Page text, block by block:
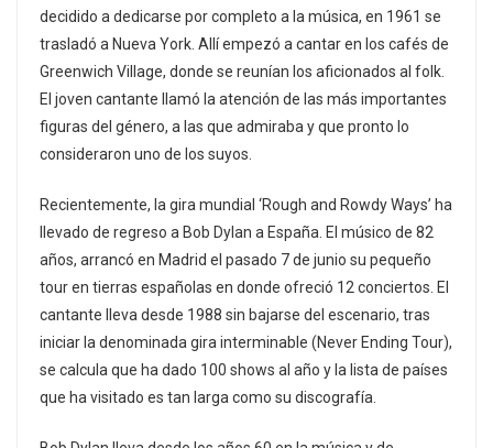
decidido a dedicarse por completo a la música, en 1961 se
trasladó a Nueva York. Allí empezó a cantar en los cafés de
Greenwich Village, donde se reunían los aficionados al folk.
El joven cantante llamó la atención de las más importantes
figuras del género, a las que admiraba y que pronto lo
consideraron uno de los suyos.
Recientemente, la gira mundial ‘Rough and Rowdy Ways’ ha
llevado de regreso a Bob Dylan a España. El músico de 82
años, arrancó en Madrid el pasado 7 de junio su pequeño
tour en tierras españolas en donde ofreció 12 conciertos. El
cantante lleva desde 1988 sin bajarse del escenario, tras
iniciar la denominada gira interminable (Never Ending Tour),
se calcula que ha dado 100 shows al año y la lista de países
que ha visitado es tan larga como su discografía.